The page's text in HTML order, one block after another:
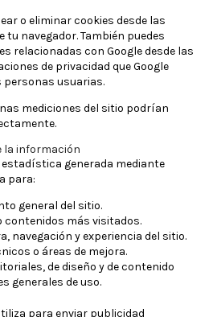
o eliminar cookies desde las
tu navegador. También puedes
relacionadas con Google desde las
de privacidad que Google
personas usuarias.
mediciones del sitio podrían
la información
generada mediante
para:
general del sitio.
contenidos más visitados.
navegación y experiencia del sitio.
o áreas de mejora.
de diseño y de contenido
generales de uso.
para enviar publicidad